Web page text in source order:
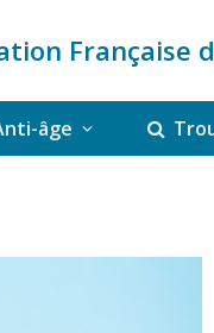
Française
âge